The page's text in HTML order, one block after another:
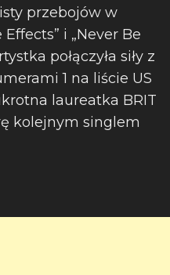
przebojów w
i „Never Be
połączyła siły z
1 na liście US
laureatka BRIT
kolejnym singlem